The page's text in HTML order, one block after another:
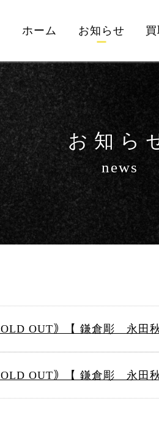
ホーム お知らせ
お知ら
news
OUT｠【 鎌倉彫 永
OUT｠【 鎌倉彫 永田